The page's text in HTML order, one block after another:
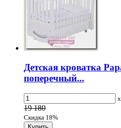
Детская кроватка
поперечный...
x
19 180
Скидка 18%